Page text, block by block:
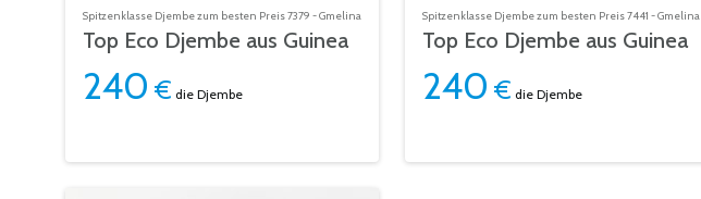
Spitzenklasse Djembe zum besten Preis 7379 - Gmelina
Top Eco Djembe aus Guinea
240 € die Djembe
Spitzenklasse Djembe zum besten Preis 7441 - Gmelina
Top Eco Djembe aus Guinea
240 € die Djembe